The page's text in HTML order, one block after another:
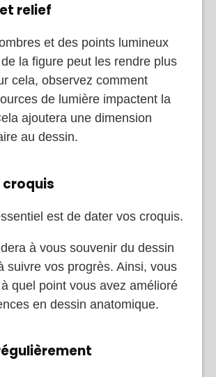
relief
et des points lumineux
la figure peut les rendre plus
cela, observez comment
de lumière impactent la
ajoutera une dimension
au dessin.
croquis
est de dater vos croquis.
à vous souvenir du dessin
suivre vos progrès. Ainsi, vous
quel point vous avez amélioré
en dessin anatomique.